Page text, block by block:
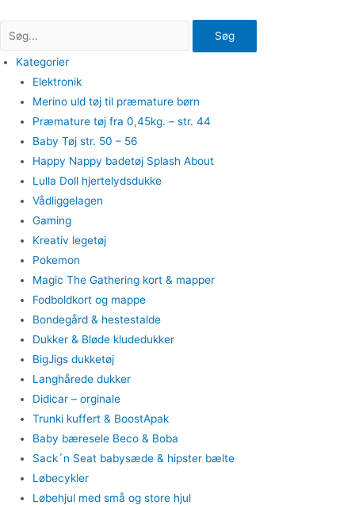
Søg
Kategorier
Elektronik
Merino uld tøj til præmature børn
Præmature tøj fra 0,45kg. – str. 44
Baby Tøj str. 50 – 56
Happy Nappy badetøj Splash About
Lulla Doll hjertelydsdukke
Vådliggelagen
Gaming
Kreativ legetøj
Pokemon
Magic The Gathering kort & mapper
Fodboldkort og mappe
Bondegård & hestestalde
Dukker & Bløde kludedukker
BigJigs dukketøj
Langhårede dukker
Didicar – orginale
Trunki kuffert & BoostApak
Baby bæresele Beco & Boba
Sack´n Seat babysæde & hipster bælte
Løbecykler
Løbehjul med små og store hjul